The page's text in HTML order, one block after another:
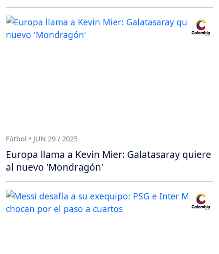
Fútbol • JUN 29 / 2025
Europa llama a Kevin Mier: Galatasaray quiere
al nuevo 'Mondragón'